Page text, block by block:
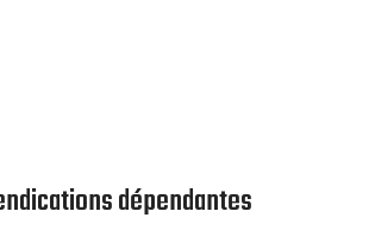
dépendantes